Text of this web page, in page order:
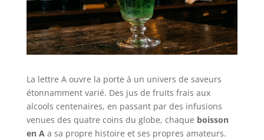
La lettre A ouvre la porte à un univers de saveurs
étonnamment varié. Des jus de fruits frais aux
alcools centenaires, en passant par des infusions
venues des quatre coins du globe, chaque boisson
en Aa sa propre histoire et ses propres amateurs.